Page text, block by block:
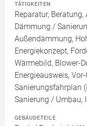
TÄTIGKEITEN
Reparatur,
Dämmung /
Außendämmung,
Energiekonzept,
Wärmebild, Blower-
Energieausweis,
Sanierungsfahrplan
Sanierung / Umbau,
GEBÄUDETEILE